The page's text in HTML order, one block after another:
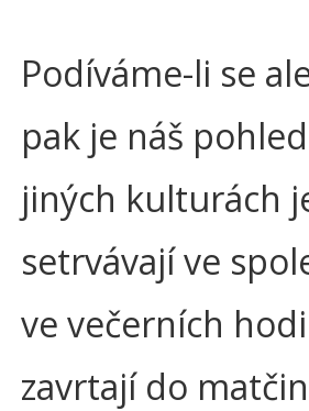
Podíváme-li se
pak je náš
jiných kulturách
setrvávají ve
ve večerních
zavrtají do